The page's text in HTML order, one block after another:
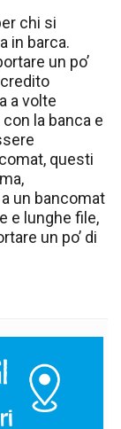
chi si
in barca.
un po’
a volte
la banca e
questi
un bancomat
e lunghe file,
un po’ di